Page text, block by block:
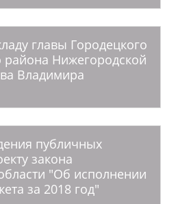
главы Городецкого
Нижегородской
Владимира
публичных
закона
"Об исполнении
за 2018 год"